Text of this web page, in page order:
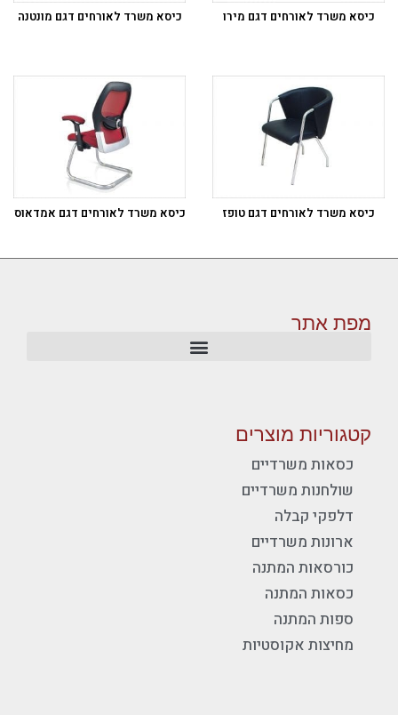
כיסא משרד לאורחים דגם מירו כיסא משרד לאורחים דגם מונטנה
כיסא משרד לאורחים דגם טופז כיסא משרד לאורחים דגם אמדאוס
מפת אתר
קטגוריות מוצרים
כסאות משרדיים
שולחנות משרדיים
דלפקי קבלה
ארונות משרדיים
כורסאות המתנה
כסאות המתנה
ספות המתנה
מחיצות אקוסטיות